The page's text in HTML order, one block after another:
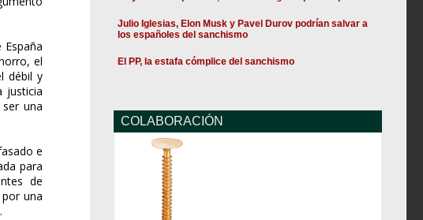
el
débil y
justicia
una
e
para
de
una
Julio Iglesias, Elon Musk y Pavel Durov podrían salvar a
los españoles del sanchismo
El PP, la estafa cómplice del sanchismo
COLABORACIÓN